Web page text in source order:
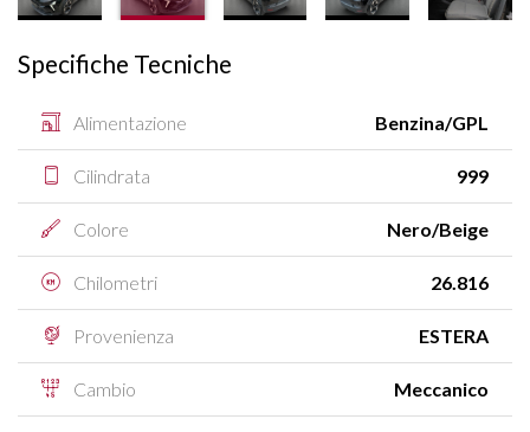
Specifiche Tecniche
Alimentazione Benzina/GPL
Cilindrata 999
Colore Nero/Beige
Chilometri 26.816
Provenienza ESTERA
Cambio Meccanico